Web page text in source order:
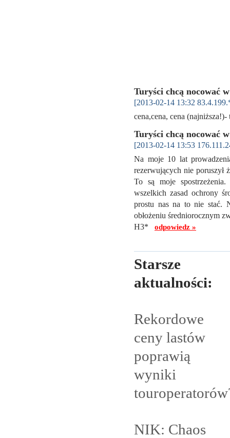
Turyści chcą nocować
[2013-02-14 13:32
cena,cena, cena
Turyści chcą nocować
[2013-02-14 13:53
Na moje 10 lat
rezerwujących nie poruszył
To są moje
wszelkich zasad ochrony
prostu nas na to nie stać.
obłożeniu średniorocznym
H3* odpowiedz »
Starsze
aktualności:
Rekordowe
ceny lastów
poprawią
wyniki
NIK: Chaos